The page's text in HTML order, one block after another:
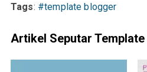
Tags: #template blogger
Artikel Seputar